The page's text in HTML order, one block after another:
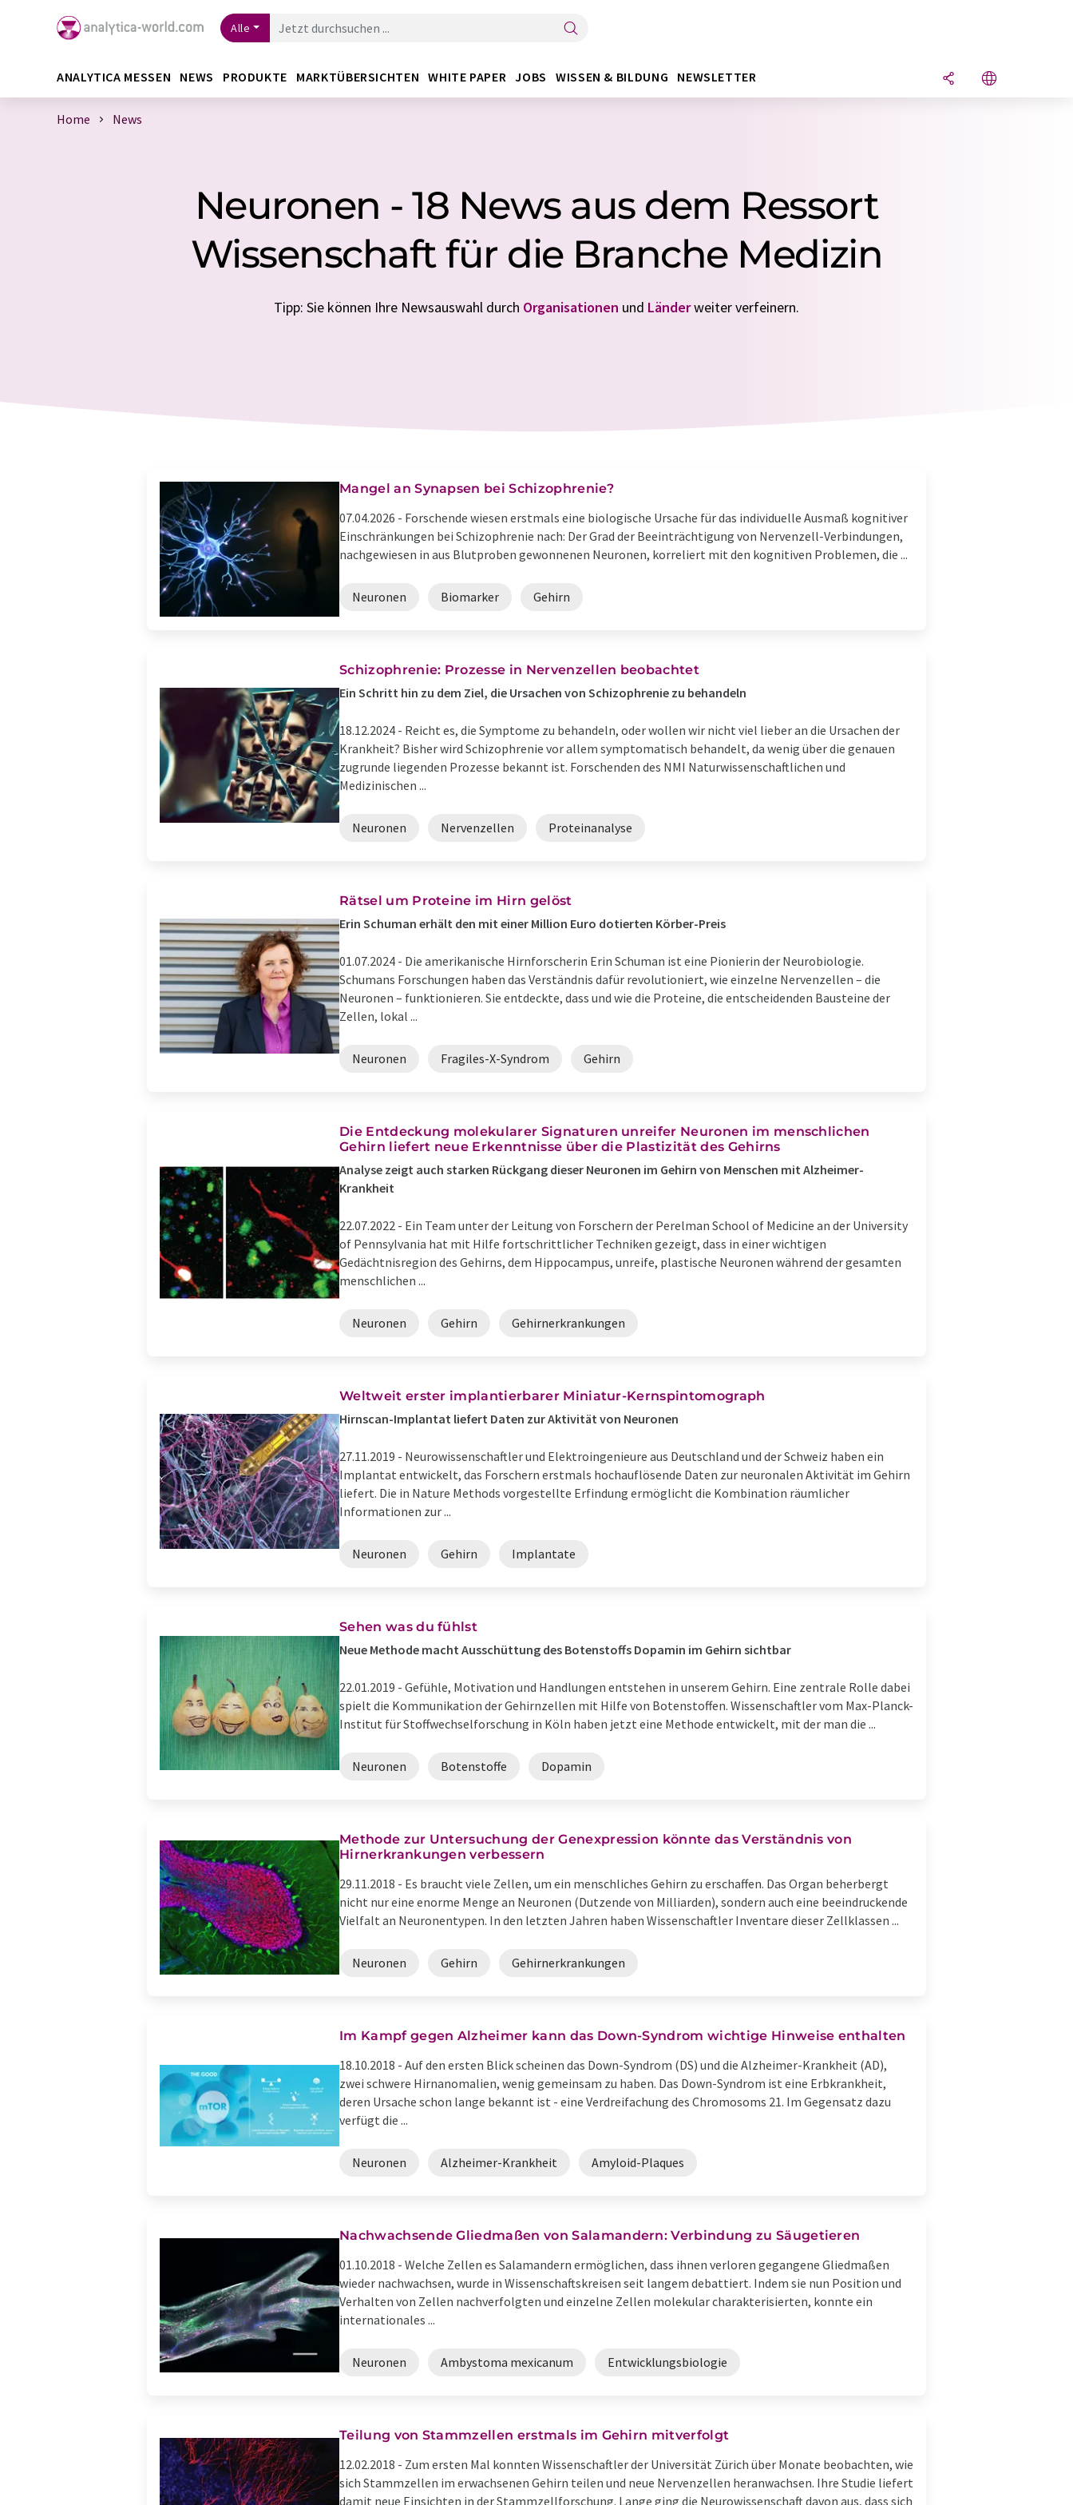
Alle
ANALYTICA MESSEN NEWS PRODUKTE MARKTÜBERSICHTEN WHITE PAPER JOBS WISSEN & BILDUNG NEWSLETTER
Home News
Neuronen - 18 News aus dem Ressort
Wissenschaft für die Branche Medizin
Tipp: Sie können Ihre Newsauswahl durch Organisationen und Länderweiter verfeinern.
Mangel an Synapsen bei Schizophrenie?
07.04.2026 - Forschende wiesen erstmals eine biologische Ursache für das individuelle Ausmaß kognitiver
Einschränkungen bei Schizophrenie nach: Der Grad der Beeinträchtigung von Nervenzell-Verbindungen,
nachgewiesen in aus Blutproben gewonnenen Neuronen, korreliert mit den kognitiven Problemen, die ...
Neuronen Biomarker Gehirn
Schizophrenie: Prozesse in Nervenzellen beobachtet
Ein Schritt hin zu dem Ziel, die Ursachen von Schizophrenie zu behandeln
18.12.2024 - Reicht es, die Symptome zu behandeln, oder wollen wir nicht viel lieber an die Ursachen der
Krankheit? Bisher wird Schizophrenie vor allem symptomatisch behandelt, da wenig über die genauen
zugrunde liegenden Prozesse bekannt ist. Forschenden des NMI Naturwissenschaftlichen und
Medizinischen ...
Neuronen Nervenzellen Proteinanalyse
Rätsel um Proteine im Hirn gelöst
Erin Schuman erhält den mit einer Million Euro dotierten Körber-Preis
01.07.2024 - Die amerikanische Hirnforscherin Erin Schuman ist eine Pionierin der Neurobiologie.
Schumans Forschungen haben das Verständnis dafür revolutioniert, wie einzelne Nervenzellen – die
Neuronen – funktionieren. Sie entdeckte, dass und wie die Proteine, die entscheidenden Bausteine der
Zellen, lokal ...
Neuronen Fragiles-X-Syndrom Gehirn
Die Entdeckung molekularer Signaturen unreifer Neuronen im menschlichen
Gehirn liefert neue Erkenntnisse über die Plastizität des Gehirns
Analyse zeigt auch starken Rückgang dieser Neuronen im Gehirn von Menschen mit Alzheimer-
Krankheit
22.07.2022 - Ein Team unter der Leitung von Forschern der Perelman School of Medicine an der University
of Pennsylvania hat mit Hilfe fortschrittlicher Techniken gezeigt, dass in einer wichtigen
Gedächtnisregion des Gehirns, dem Hippocampus, unreife, plastische Neuronen während der gesamten
menschlichen ...
Neuronen Gehirn Gehirnerkrankungen
Weltweit erster implantierbarer Miniatur-Kernspintomograph
Hirnscan-Implantat liefert Daten zur Aktivität von Neuronen
27.11.2019 - Neurowissenschaftler und Elektroingenieure aus Deutschland und der Schweiz haben ein
Implantat entwickelt, das Forschern erstmals hochauflösende Daten zur neuronalen Aktivität im Gehirn
liefert. Die in Nature Methods vorgestellte Erfindung ermöglicht die Kombination räumlicher
Informationen zur ...
Neuronen Gehirn Implantate
Sehen was du fühlst
Neue Methode macht Ausschüttung des Botenstoffs Dopamin im Gehirn sichtbar
22.01.2019 - Gefühle, Motivation und Handlungen entstehen in unserem Gehirn. Eine zentrale Rolle dabei
spielt die Kommunikation der Gehirnzellen mit Hilfe von Botenstoffen. Wissenschaftler vom Max-Planck-
Institut für Stoffwechselforschung in Köln haben jetzt eine Methode entwickelt, mit der man die ...
Neuronen Botenstoffe Dopamin
Methode zur Untersuchung der Genexpression könnte das Verständnis von
Hirnerkrankungen verbessern
29.11.2018 - Es braucht viele Zellen, um ein menschliches Gehirn zu erschaffen. Das Organ beherbergt
nicht nur eine enorme Menge an Neuronen (Dutzende von Milliarden), sondern auch eine beeindruckende
Vielfalt an Neuronentypen. In den letzten Jahren haben Wissenschaftler Inventare dieser Zellklassen ...
Neuronen Gehirn Gehirnerkrankungen
Im Kampf gegen Alzheimer kann das Down-Syndrom wichtige Hinweise enthalten
18.10.2018 - Auf den ersten Blick scheinen das Down-Syndrom (DS) und die Alzheimer-Krankheit (AD),
zwei schwere Hirnanomalien, wenig gemeinsam zu haben. Das Down-Syndrom ist eine Erbkrankheit,
deren Ursache schon lange bekannt ist - eine Verdreifachung des Chromosoms 21. Im Gegensatz dazu
verfügt die ...
Neuronen Alzheimer-Krankheit Amyloid-Plaques
Nachwachsende Gliedmaßen von Salamandern: Verbindung zu Säugetieren
01.10.2018 - Welche Zellen es Salamandern ermöglichen, dass ihnen verloren gegangene Gliedmaßen
wieder nachwachsen, wurde in Wissenschaftskreisen seit langem debattiert. Indem sie nun Position und
Verhalten von Zellen nachverfolgten und einzelne Zellen molekular charakterisierten, konnte ein
internationales ...
Neuronen Ambystoma mexicanum Entwicklungsbiologie
Teilung von Stammzellen erstmals im Gehirn mitverfolgt
12.02.2018 - Zum ersten Mal konnten Wissenschaftler der Universität Zürich über Monate beobachten, wie
sich Stammzellen im erwachsenen Gehirn teilen und neue Nervenzellen heranwachsen. Ihre Studie liefert
damit neue Einsichten in der Stammzellforschung. Lange ging die Neurowissenschaft davon aus, dass sich